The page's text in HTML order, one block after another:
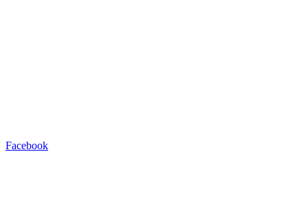
Facebook